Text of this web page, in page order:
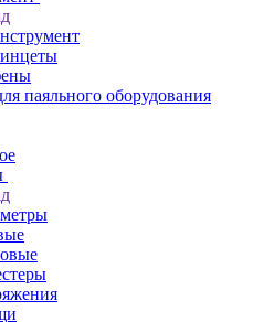
паяльного оборудования